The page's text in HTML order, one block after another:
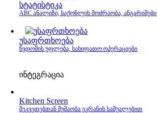
სტატისტიკა
ABC ანალიზი, საქონლის მოძრაობა, ანგარიშები
უსაფრთხოება
წვდომის უფლება, სახიფათო ოპერაციები
ინტეგრაცია
Kitchen Screen
შეკვეთებთან მუშაობა ეკრანის საშუალებით